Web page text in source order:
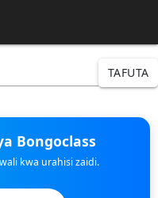
TAFUTA
Bongoclass
kwa urahisi zaidi.